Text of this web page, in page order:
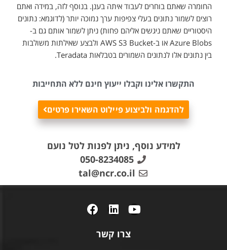
החומרה שאתם בוחרים לעבוד איתה בענן. בנוסף לזה, במידה ואתם
רוצים לשמור נתונים בעלי צפיפות ערך נמוכה יותר (לדוגמא: נתונים
היסטוריים שאתם ניגשים אליהם פחות) ניתן לשמור אותם גם ב-
Azure Blobs או ב-AWS S3 Bucket ולבצע שאילתות משולבות
בין נתונים אלו לנתונים השמורים בטבלאות Teradata.
התקשרו אלינו וקבלו ייעוץ חינם ללא התחייבות
להדגמה ולביצוע פיילוט השאירו פרטים
למידע נוסף, ניתן לפנות לטל נועם
050-8234085
tal@ncr.co.il
צרו קשר